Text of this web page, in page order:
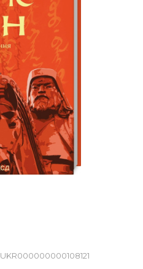
UKR000000000108121